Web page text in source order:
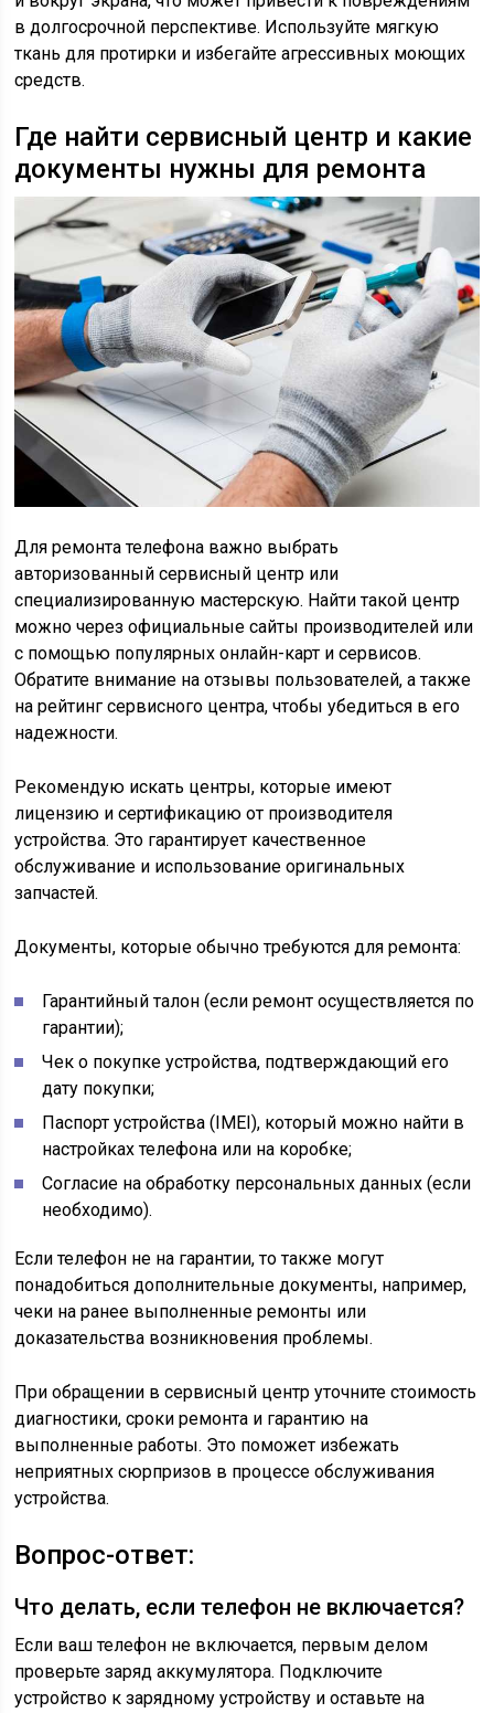
в долгосрочной перспективе. Используйте мягкую
ткань для протирки и избегайте агрессивных моющих
средств.
Где найти сервисный центр и какие
документы нужны для ремонта
Для ремонта телефона важно выбрать
авторизованный сервисный центр или
специализированную мастерскую. Найти такой центр
можно через официальные сайты производителей или
с помощью популярных онлайн-карт и сервисов.
Обратите внимание на отзывы пользователей, а также
на рейтинг сервисного центра, чтобы убедиться в его
надежности.
Рекомендую искать центры, которые имеют
лицензию и сертификацию от производителя
устройства. Это гарантирует качественное
обслуживание и использование оригинальных
запчастей.
Документы, которые обычно требуются для ремонта:
Гарантийный талон (если ремонт осуществляется по
гарантии);
Чек о покупке устройства, подтверждающий его
дату покупки;
Паспорт устройства (IMEI), который можно найти в
настройках телефона или на коробке;
Согласие на обработку персональных данных (если
необходимо).
Если телефон не на гарантии, то также могут
понадобиться дополнительные документы, например,
чеки на ранее выполненные ремонты или
доказательства возникновения проблемы.
При обращении в сервисный центр уточните стоимость
диагностики, сроки ремонта и гарантию на
выполненные работы. Это поможет избежать
неприятных сюрпризов в процессе обслуживания
устройства.
Вопрос-ответ:
Что делать, если телефон не включается?
Если ваш телефон не включается, первым делом
проверьте заряд аккумулятора. Подключите
устройство к зарядному устройству и оставьте на